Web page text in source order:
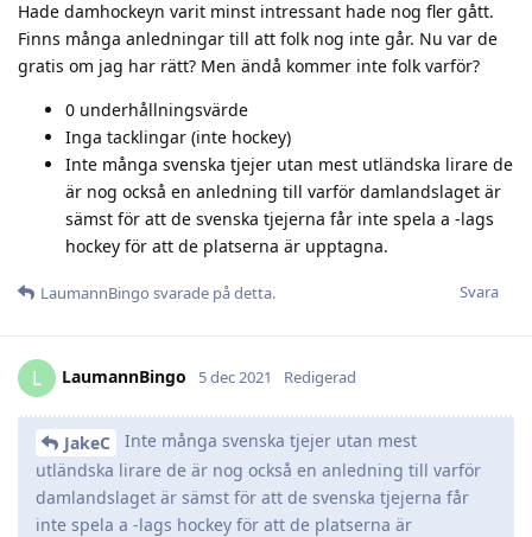
Hade damhockeyn varit minst intressant hade nog fler gått.
Finns många anledningar till att folk nog inte går. Nu var de
gratis om jag har rätt? Men ändå kommer inte folk varför?
0 underhållningsvärde
Inga tacklingar (inte hockey)
Inte många svenska tjejer utan mest utländska lirare de
är nog också en anledning till varför damlandslaget är
sämst för att de svenska tjejerna får inte spela a -lags
hockey för att de platserna är upptagna.
Svara
LaumannBingo svarade på detta.
L LaumannBingo 5 dec 2021 Redigerad
JakeC
Inte många svenska tjejer utan mest
utländska lirare de är nog också en anledning till varför
damlandslaget är sämst för att de svenska tjejerna får
inte spela a -lags hockey för att de platserna är